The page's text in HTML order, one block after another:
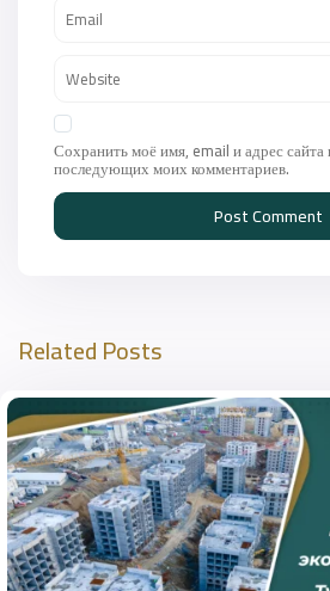
Сохранить моё имя, email и адрес сайта
последующих моих комментариев.
Related Posts